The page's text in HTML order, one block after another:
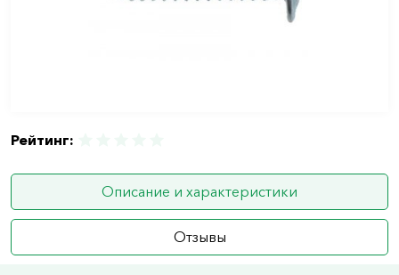
Рейтинг:
Описание и характеристики
Отзывы